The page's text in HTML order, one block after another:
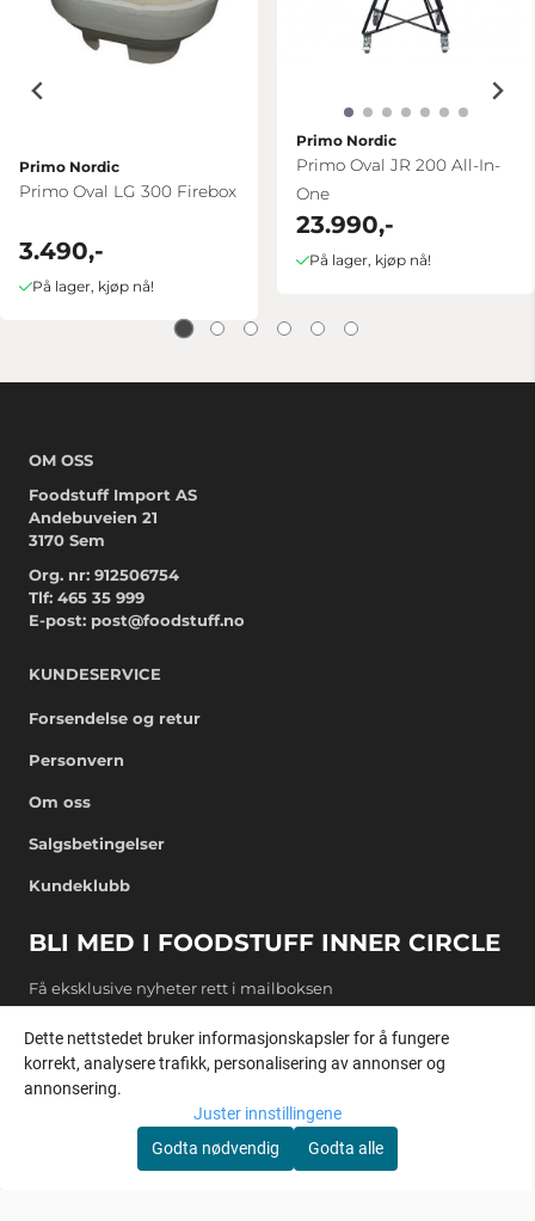
Primo Nordic
Primo Oval LG 300 Firebox
3.490,-
På lager, kjøp nå!
Primo Nordic
Primo Oval JR 200 All-In-
One
23.990,-
På lager, kjøp nå!
OM OSS
Foodstuff Import AS
Andebuveien 21
3170 Sem
Org. nr: 912506754
Tlf: 465 35 999
E-post: post@foodstuff.no
KUNDESERVICE
Forsendelse og retur
Personvern
Om oss
Salgsbetingelser
Kundeklubb
BLI MED I FOODSTUFF INNER CIRCLE
Få eksklusive nyheter rett i mailboksen
E-post
REGISTRER DEG
Dette nettstedet bruker informasjonskapsler for å fungere
korrekt, analysere trafikk, personalisering av annonser og
annonsering.
Juster innstillingene
Godta nødvendig
Godta alle